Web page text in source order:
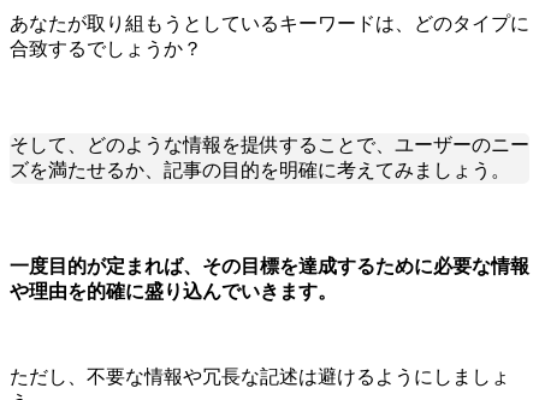
あなたが取り組もうとしているキーワードは、どのタイプに
合致するでしょうか？
そして、どのような情報を提供することで、ユーザーのニー
ズを満たせるか、記事の目的を明確に考えてみましょう。
一度目的が定まれば、その目標を達成するために必要な情報
や理由を的確に盛り込んでいきます。
ただし、不要な情報や冗長な記述は避けるようにしましょ